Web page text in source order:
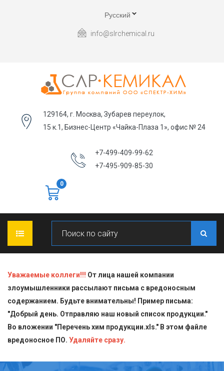
Русский
info@slrchemical.ru
129164, г. Москва, Зубарев переулок,
15 к.1, Бизнес-Центр «Чайка-Плаза 1», офис № 24
+7-499-409-99-62
+7-495-909-85-30
0
О КОМПАНИИ
ПРОДУКЦИЯ
Блескообразующие добавки
Индикаторы
СТАТЬИ
ДОСТАВКА
Уважаемые коллеги!!! От лица нашей компании
злоумышленники рассылают письма с вредоносным
содержанием. Будьте внимательны! Пример письма:
"Добрый день. Отправляю наш новый список продукции."
Во вложении "Перечень хим продукции.xls." В этом файле
вредоносное ПО. Удаляйте сразу.